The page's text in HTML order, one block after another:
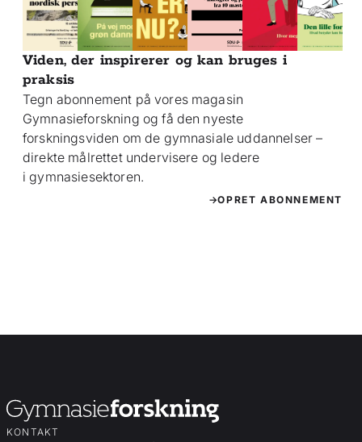
Viden, der inspirerer og kan bruges i
praksis
Tegn abonnement på vores magasin
Gymnasieforskning og få den nyeste
forskningsviden om de gymnasiale uddannelser –
direkte målrettet undervisere og ledere
i gymnasiesektoren.
OPRET ABONNEMENT
KONTAKT